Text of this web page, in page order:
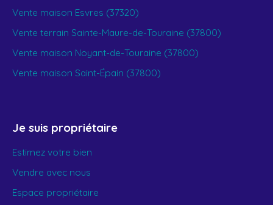
Vente maison Esvres (37320)
Vente terrain Sainte-Maure-de-Touraine (37800)
Vente maison Noyant-de-Touraine (37800)
Vente maison Saint-Épain (37800)
Je suis propriétaire
Estimez votre bien
Vendre avec nous
Espace propriétaire